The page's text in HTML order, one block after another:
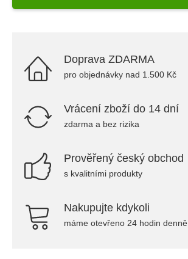
Doprava ZDARMA
pro objednávky nad 1.500 Kč
Vrácení zboží do 14 dní
zdarma a bez rizika
Prověřený český obchod
s kvalitními produkty
Nakupujte kdykoli
máme otevřeno 24 hodin denně